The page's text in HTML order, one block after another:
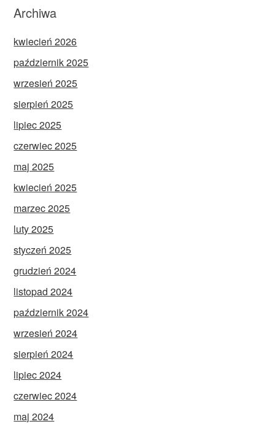
Archiwa
kwiecień 2026
październik 2025
wrzesień 2025
sierpień 2025
lipiec 2025
czerwiec 2025
maj 2025
kwiecień 2025
marzec 2025
luty 2025
styczeń 2025
grudzień 2024
listopad 2024
październik 2024
wrzesień 2024
sierpień 2024
lipiec 2024
czerwiec 2024
maj 2024